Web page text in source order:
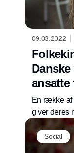
09.03.2022
ansatte
Ukraine
En række af
giver deres
deltage i
støtten går
Social